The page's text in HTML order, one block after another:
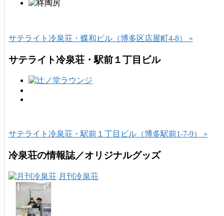
サテライト冷泉荘・蝶和ビル（博多区店屋町4-8） »
サテライト冷泉荘・駅前１丁目ビル
サテライト冷泉荘・駅前１丁目ビル（博多駅前1-7-9） »
冷泉荘の情報誌／オリジナルグッズ
月刊冷泉荘